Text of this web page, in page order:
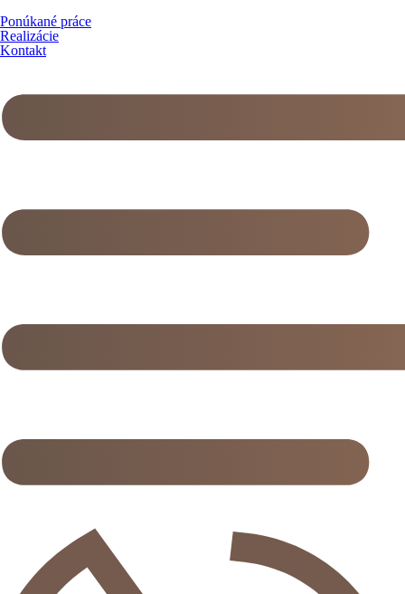
Ponúkané práce
Realizácie
Kontakt